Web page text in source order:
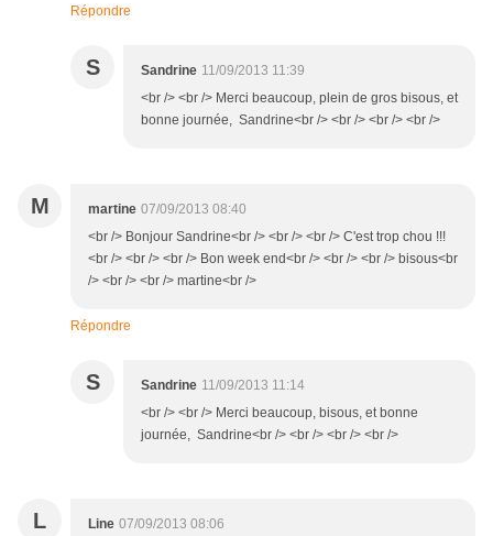
Répondre
S Sandrine 11/09/2013 11:39
<br /> <br /> Merci beaucoup, plein de gros bisous, et
bonne journée, Sandrine<br /> <br /> <br /> <br />
M martine 07/09/2013 08:40
<br /> Bonjour Sandrine<br /> <br /> <br /> C'est trop chou !!!
<br /> <br /> <br /> Bon week end<br /> <br /> <br /> bisous<br
/> <br /> <br /> martine<br />
Répondre
S Sandrine 11/09/2013 11:14
<br /> <br /> Merci beaucoup, bisous, et bonne
journée, Sandrine<br /> <br /> <br /> <br />
L Line 07/09/2013 08:06